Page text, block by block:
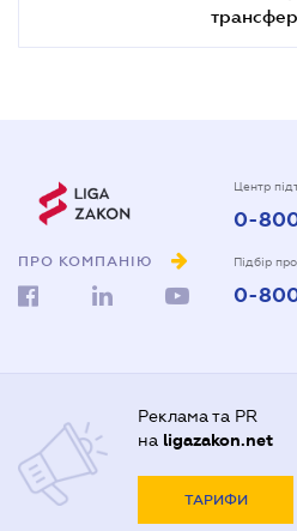
ПРО КОМПАНІЮ
Центр
0-
Підбір
0-
Реклама та PR
на ligazakon.net
ТАРИФИ